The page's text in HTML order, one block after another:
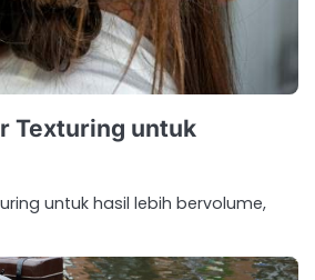
Texturing untuk
untuk hasil lebih bervolume,